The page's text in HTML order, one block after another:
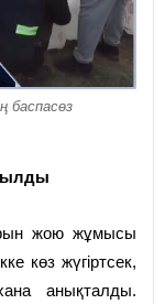
баспасөз
жою жұмысы
көз жүгіртсек,
анықталды.